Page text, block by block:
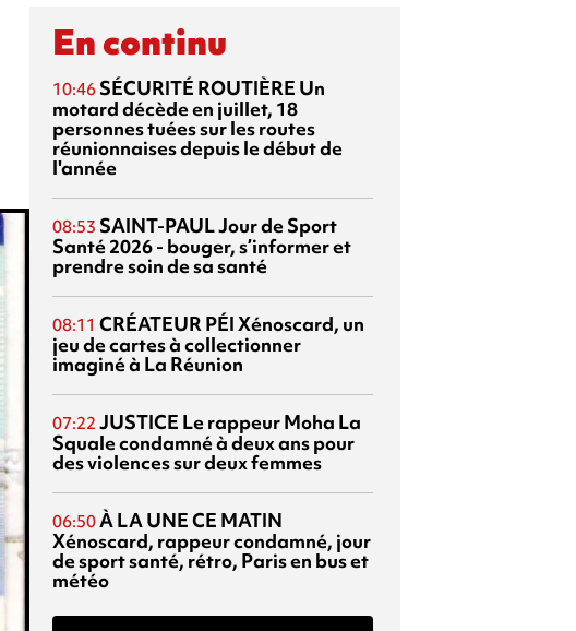
En continu
10:46 SÉCURITÉ ROUTIÈRE Un
motard décède en juillet, 18
personnes tuées sur les routes
réunionnaises depuis le début de
l'année
08:53 SAINT-PAULJour de Sport
Santé 2026 - bouger, s’informer et
prendre soin de sa santé
08:11 CRÉATEUR PÉIXénoscard, un
jeu de cartes à collectionner
imaginé à La Réunion
07:22 JUSTICE Le rappeur Moha La
Squale condamné à deux ans pour
des violences sur deux femmes
06:50À LA UNE CE MATIN
Xénoscard, rappeur condamné, jour
de sport santé, rétro, Paris en bus et
météo